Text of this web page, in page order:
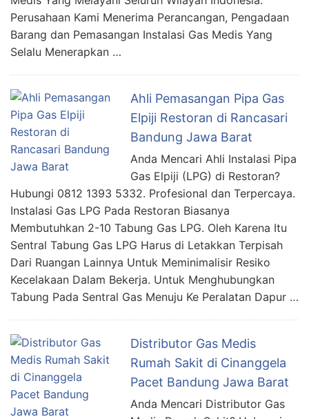
Perusahaan Kami Menerima Perancangan, Pengadaan
Barang dan Pemasangan Instalasi Gas Medis Yang
Selalu Menerapkan …
Ahli Pemasangan Pipa Gas
Elpiji Restoran di Rancasari
Bandung Jawa Barat
Anda Mencari Ahli Instalasi Pipa
Gas Elpiji (LPG) di Restoran?
Hubungi 0812 1393 5332. Profesional dan Terpercaya.
Instalasi Gas LPG Pada Restoran Biasanya
Membutuhkan 2-10 Tabung Gas LPG. Oleh Karena Itu
Sentral Tabung Gas LPG Harus di Letakkan Terpisah
Dari Ruangan Lainnya Untuk Meminimalisir Resiko
Kecelakaan Dalam Bekerja. Untuk Menghubungkan
Tabung Pada Sentral Gas Menuju Ke Peralatan Dapur …
Distributor Gas Medis
Rumah Sakit di Cinanggela
Pacet Bandung Jawa Barat
Anda Mencari Distributor Gas